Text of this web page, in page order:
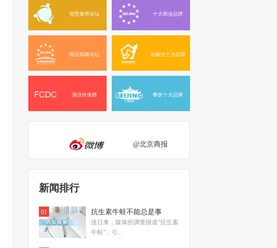
智慧康养论坛 十大商业品牌
商业高峰论坛 金融业十大品牌
酒业价值榜 餐饮十大品牌
@北京商报
新闻排行
01 抗生素牛蛙不能总是事
连日来，媒体的调查报道“抗生素
牛蛙”，引...